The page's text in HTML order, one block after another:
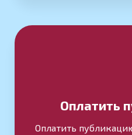
Оплатить
Оплатить